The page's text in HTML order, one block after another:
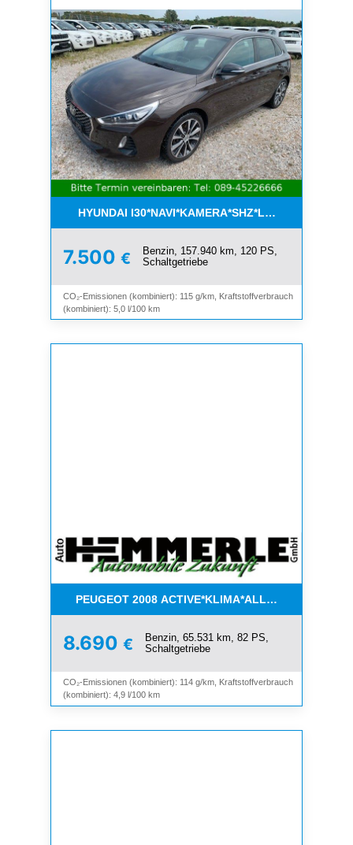
HYUNDAI
7.500 €
Benzin, 157.940 km, 120 PS,
Schaltgetriebe
CO₂-Emissionen (kombiniert): 115 g/km, Kraftstoffverbrauch
(kombiniert): 5,0 l/100 km
PEUGEOT 2008
8.690 €
Benzin, 65.531 km, 82 PS,
Schaltgetriebe
CO₂-Emissionen (kombiniert): 114 g/km, Kraftstoffverbrauch
(kombiniert): 4,9 l/100 km